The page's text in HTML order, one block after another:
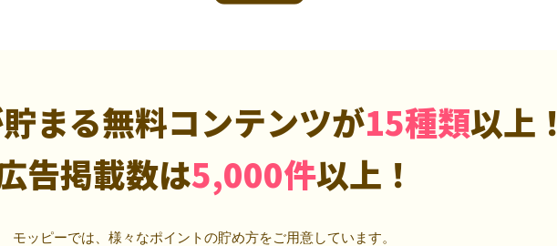
まる無料コンテンツが15種類以上！
告掲載数は5,000件以上！
モッピーでは、様々なポイントの貯め方をご用意しています。